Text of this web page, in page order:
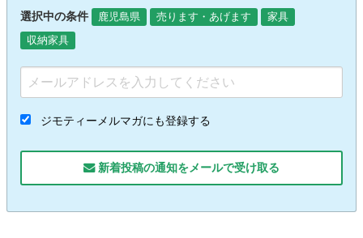
選択中の条件 鹿児島県 売ります・あげます
家具
収納家具
ジモティーメルマガにも登録する
新着投稿の通知をメールで受け取る